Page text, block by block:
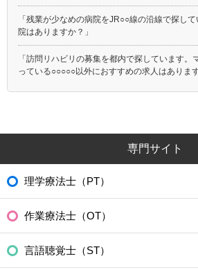
「残業が少なめの病院をJR○○線の沿線で探し
院はありますか？」
「訪問リハビリの募集を都内で探しています。
っている○○○○○以外におすすめの求人はあります
専門サイト
理学療法士（PT）
作業療法士（OT）
言語聴覚士（ST）